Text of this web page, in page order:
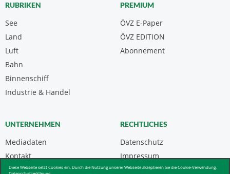
Diese Webseite setzt Cookies ein. Durch die Nutzung unserer Webseite akzeptieren Sie die Cookie-Verwendung.
RUBRIKEN
See
Land
Luft
Bahn
Binnenschiff
Industrie & Handel
PREMIUM
ÖVZ E-Paper
Abonnement
ÖVZ EDITION
UNTERNEHMEN
Mediadaten
Kontakt
Über uns & AGB
RECHTLICHES
Datenschutz
Impressum